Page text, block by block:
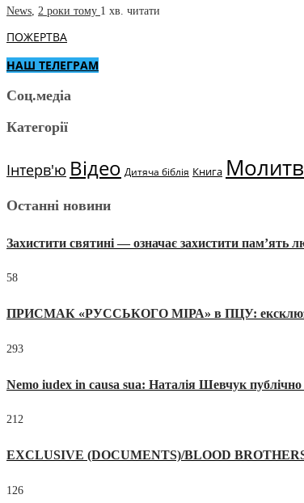
News 2 роки тому 1 хв. читати
ПОЖЕРТВА
НАШ ТЕЛЕГРАМ
Соц.медіа
Категорії
Інтерв'ю Відео Дитяча біблія Книга
Останні новини
Захистити святині — означає захистити
58
ПРИСМАК «РУССЬКОГО МІРА» в ПЦУ: ексклюзивні
293
Nemo iudex in causa sua: Наталія Шевчук
212
EXCLUSIVE (DOCUMENTS)/BLOOD
126